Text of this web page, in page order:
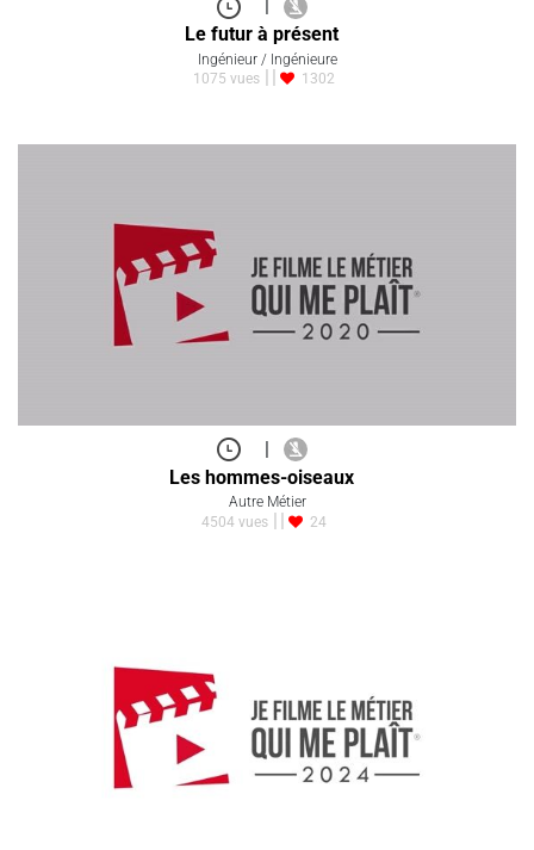
Le futur à présent
Ingénieur / Ingénieure
1075 vues
1302
|
Les hommes-oiseaux
Autre Métier
4504 vues
24